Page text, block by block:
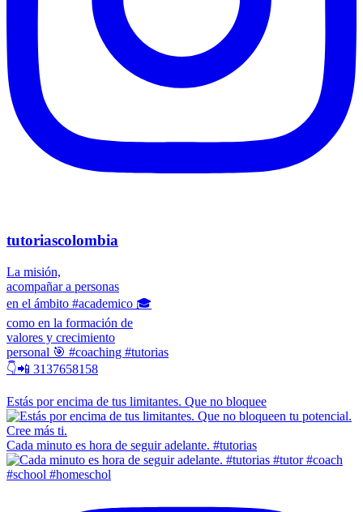
tutoriascolombia
La misión,
acompañar a personas
en el ámbito #academico 🎓
como en la formación de
valores y crecimiento
personal 🎯 #coaching #tutorias
👇📲 3137658158
Estás por encima de tus limitantes. Que no bloquee
Cada minuto es hora de seguir adelante. #tutorias